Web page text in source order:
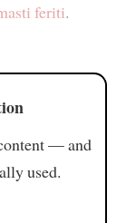
feriti.
— and
used.